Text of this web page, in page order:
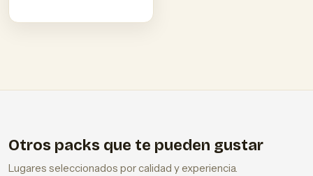
Otros packs que te pueden gustar
Lugares seleccionados por calidad y experiencia.